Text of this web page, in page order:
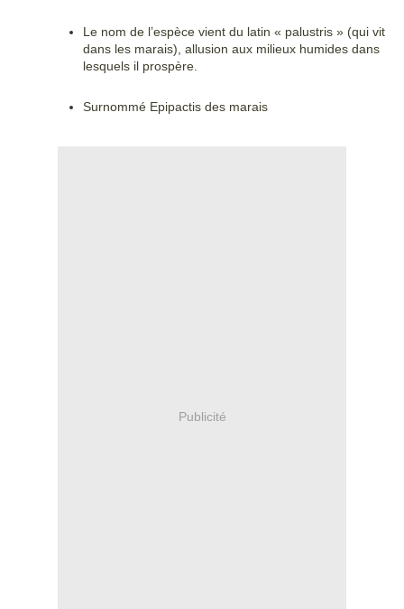
Le nom de l’espèce vient du latin « palustris » (qui vit
dans les marais), allusion aux milieux humides dans
lesquels il prospère.
Surnommé Epipactis des marais
Publicité